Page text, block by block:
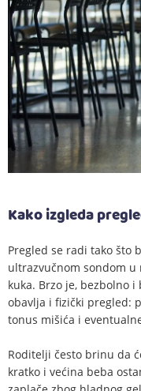
Kako izgleda
Pregled se radi tako što
ultrazvučnom sondom
kuka. Brzo je, bezbolno
obavlja i fizički pregled:
tonus mišića i
Roditelji često brinu da
kratko i većina beba